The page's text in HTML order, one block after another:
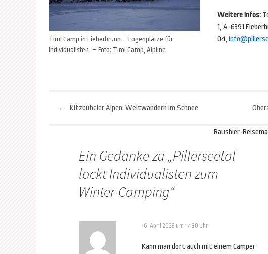
Tirol Camp in Fieberbrunn – Logenplätze für
Individualisten. – Foto: Tirol Camp, Alpline
Weitere Infos:
1, A-6391
04,
Beitragsnavigation
← Kitzbüheler Alpen: Weitwandern im Schnee
Raushier-
Ein Gedanke zu „Pillerseetal
lockt Individualisten zum
Winter-Camping“
16. April 2023 um 17:30 Uhr
Kann man dort auch mit einem Camper